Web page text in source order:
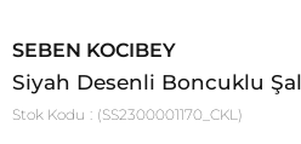
SEBEN KOCIBEY
Siyah Desenli Boncuklu Şal
Stok Kodu (SS2300001170_CKL)